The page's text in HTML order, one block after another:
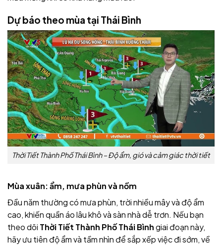
Dự báo theo mùa tại Thái Bình
Thời Tiết Thành Phố Thái Bình – Độ ẩm, gió và cảm giác thời tiết
Mùa xuân: ẩm, mưa phùn và nồm
Đầu năm thường có mưa phùn, trời nhiều mây và độ ẩm
cao, khiến quần áo lâu khô và sàn nhà dễ trơn. Nếu bạn
theo dõi Thời Tiết Thành Phố Thái Bìnhgiai đoạn này,
hãy ưu tiên độ ẩm và tầm nhìn để sắp xếp việc đi sớm, về